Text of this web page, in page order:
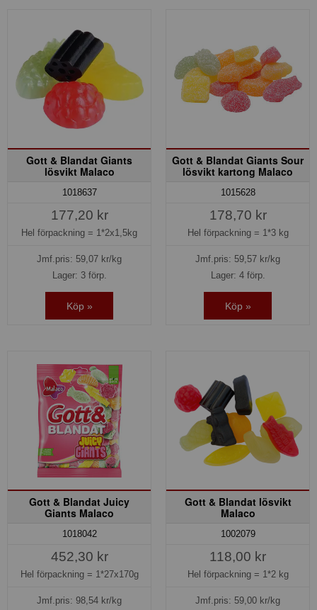
Gott & Blandat Giants
lösvikt Malaco
1018637
177,20 kr
Hel förpackning = 1*2x1,5kg
Jmf.pris: 59,07 kr/kg
Lager: 3 förp.
Köp »
Gott & Blandat Giants Sour
lösvikt kartong Malaco
1015628
178,70 kr
Hel förpackning = 1*3 kg
Jmf.pris: 59,57 kr/kg
Lager: 4 förp.
Köp »
Gott & Blandat Juicy
Giants Malaco
1018042
452,30 kr
Hel förpackning = 1*27x170g
Jmf.pris: 98,54 kr/kg
Gott & Blandat lösvikt
Malaco
1002079
118,00 kr
Hel förpackning = 1*2 kg
Jmf.pris: 59,00 kr/kg